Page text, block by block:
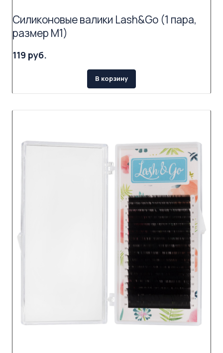
Силиконовые валики Lash&Go (1 пара,
размер M1)
119 руб.
В корзину